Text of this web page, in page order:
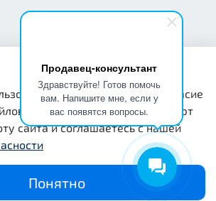
Продавец-консультант
Здравствуйте! Готов помочь
вам. Напишите мне, если у
вас появятся вопросы.
наш сайт, вы даете согласие
cookie, которые обеспечивают
сайта и соглашаетесь с нашей
Понятно